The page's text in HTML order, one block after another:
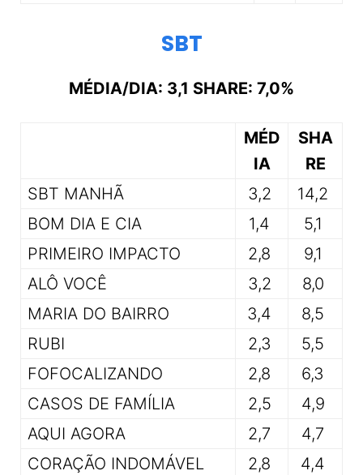
SBT
MÉDIA/DIA: 3,1 SHARE: 7,0%
MÉD
IA
SHA
RE
SBT MANHÃ
3,2
14,2
BOM DIA E CIA
1,4
5,1
PRIMEIRO IMPACTO
2,8
9,1
ALÔ VOCÊ
3,2
8,0
MARIA DO BAIRRO
3,4
8,5
RUBI
2,3
5,5
FOFOCALIZANDO
2,8
6,3
CASOS DE FAMÍLIA
2,5
4,9
AQUI AGORA
2,7
4,7
CORAÇÃO INDOMÁVEL
2,8
4,4